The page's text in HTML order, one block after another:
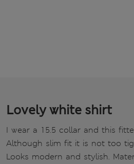
Lovely white shirt
I wear a 15.5 collar and this
Although slim fit it is not too
Looks modern and stylish.